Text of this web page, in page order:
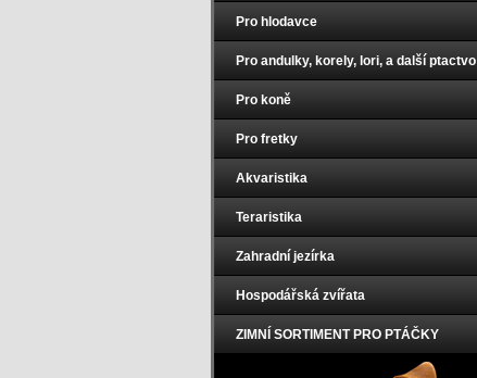
Pro hlodavce
Pro andulky, korely, lori, a další ptactvo
Pro koně
Pro fretky
Akvaristika
Teraristika
Zahradní jezírka
Hospodářská zvířata
ZIMNÍ SORTIMENT PRO PTÁČKY